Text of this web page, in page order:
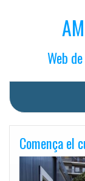
Web
Comença el